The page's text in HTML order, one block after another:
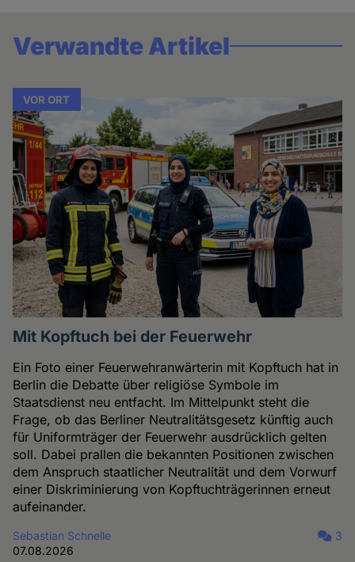
Verwandte Artikel
VOR ORT
Mit Kopftuch bei der Feuerwehr
Ein Foto einer Feuerwehranwärterin mit Kopftuch hat in
Berlin die Debatte über religiöse Symbole im
Staatsdienst neu entfacht. Im Mittelpunkt steht die
Frage, ob das Berliner Neutralitätsgesetz künftig auch
für Uniformträger der Feuerwehr ausdrücklich gelten
soll. Dabei prallen die bekannten Positionen zwischen
dem Anspruch staatlicher Neutralität und dem Vorwurf
einer Diskriminierung von Kopftuchträgerinnen erneut
aufeinander.
Sebastian Schnelle
07.08.2026
3